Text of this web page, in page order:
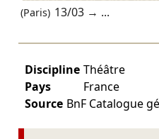
(Paris) 13/03 → ...
Discipline Théâtre
Pays
France
Source BnF Catalogue